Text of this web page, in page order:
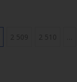
2 509 2 510